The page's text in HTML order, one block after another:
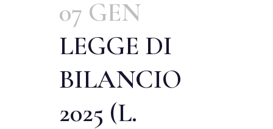
07 GEN
LEGGE DI
BILANCIO
2025 (L.